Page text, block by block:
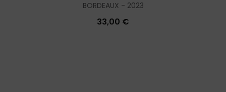
BORDEAUX 2023
33,00 €